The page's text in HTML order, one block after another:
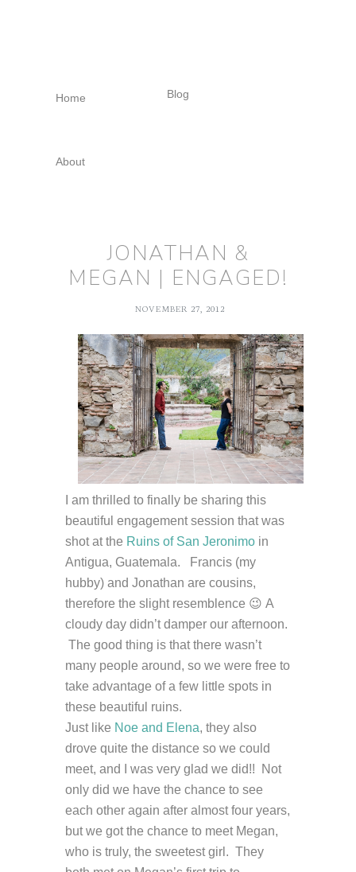
Blog
Home
About
JONATHAN &
MEGAN | ENGAGED!
NOVEMBER 27, 2012
I am thrilled to finally be sharing this
beautiful engagement session that was
shot at the Ruins of San Jeronimo in
Antigua, Guatemala. Francis (my
hubby) and Jonathan are cousins,
therefore the slight resemblence 😉 A
cloudy day didn’t damper our afternoon.
The good thing is that there wasn’t
many people around, so we were free to
take advantage of a few little spots in
these beautiful ruins.
Just like Noe and Elena, they also
drove quite the distance so we could
meet, and I was very glad we did!! Not
only did we have the chance to see
each other again after almost four years,
but we got the chance to meet Megan,
who is truly, the sweetest girl. They